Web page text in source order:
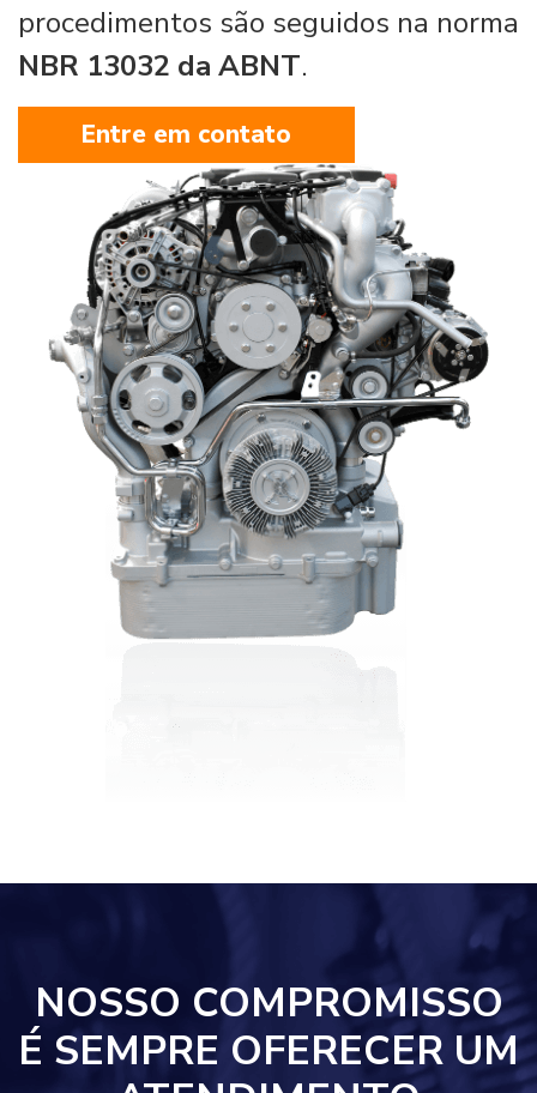
procedimentos são seguidos na norma
NBR 13032 da ABNT.
Entre em contato
NOSSO COMPROMISSO
É SEMPRE OFERECER UM